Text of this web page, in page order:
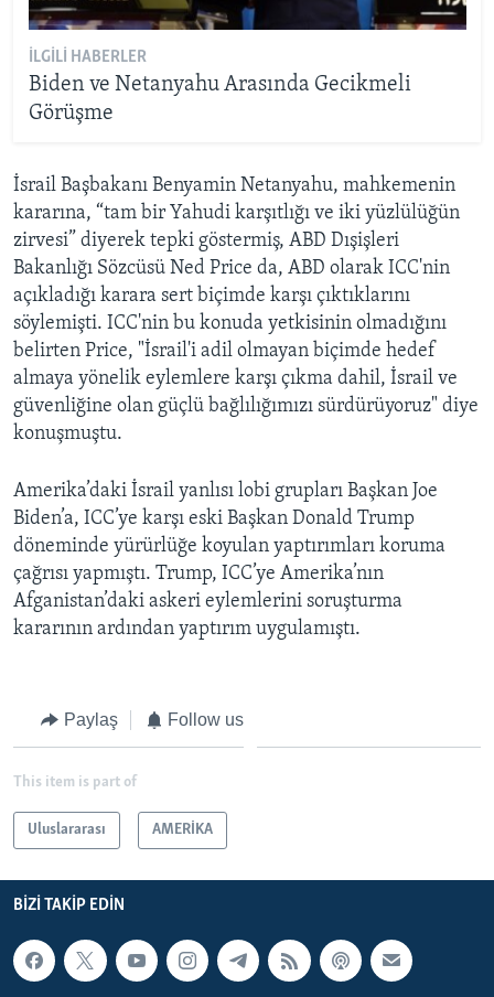
İLGILI HABERLER
Biden ve Netanyahu Arasında Gecikmeli
Görüşme
İsrail Başbakanı Benyamin Netanyahu, mahkemenin
kararına, “tam bir Yahudi karşıtlığı ve iki yüzlülüğün
zirvesi” diyerek tepki göstermiş, ABD Dışişleri
Bakanlığı Sözcüsü Ned Price da, ABD olarak ICC'nin
açıkladığı karara sert biçimde karşı çıktıklarını
söylemişti. ICC'nin bu konuda yetkisinin olmadığını
belirten Price, "İsrail'i adil olmayan biçimde hedef
almaya yönelik eylemlere karşı çıkma dahil, İsrail ve
güvenliğine olan güçlü bağlılığımızı sürdürüyoruz" diye
konuşmuştu.
Amerika’daki İsrail yanlısı lobi grupları Başkan Joe
Biden’a, ICC’ye karşı eski Başkan Donald Trump
döneminde yürürlüğe koyulan yaptırımları koruma
çağrısı yapmıştı. Trump, ICC’ye Amerika’nın
Afganistan’daki askeri eylemlerini soruşturma
kararının ardından yaptırım uygulamıştı.
Paylaş Follow us
This item is part of
Uluslararası AMERİKA
BIZI TAKIP EDIN